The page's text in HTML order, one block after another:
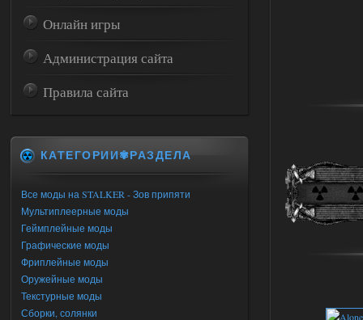
Онлайн игры
Администрация сайта
Правила сайта
КАТЕГОРИИ✾РАЗДЕЛА
Все моды на STALKER - Зов припяти
Мультиплеерные моды
Геймплейные моды
Графические моды
Фриплейные моды
Оружейные моды
Текстурные моды
Сборки, солянки